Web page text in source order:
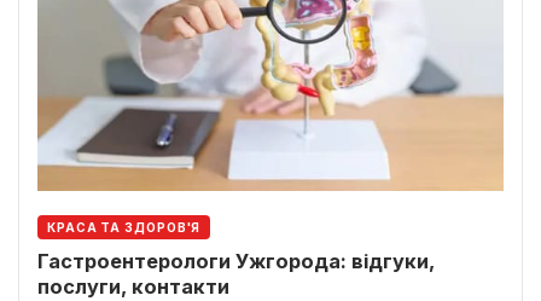
КРАСА ТА ЗДОРОВ'Я
Гастроентерологи Ужгорода: відгуки,
послуги, контакти